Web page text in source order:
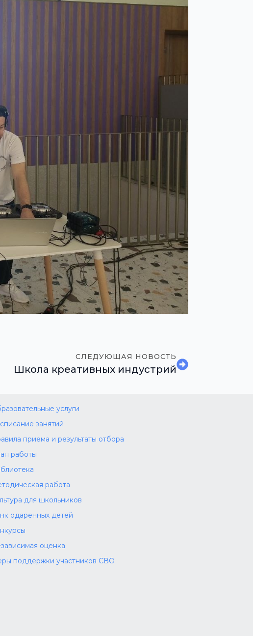
СЛЕДУЮЩАЯ НОВОСТЬ
Школа креативных индустрий
услуги
занятий
приема и результаты отбора
работы
работа
для школьников
одаренных детей
оценка
поддержки участников СВО